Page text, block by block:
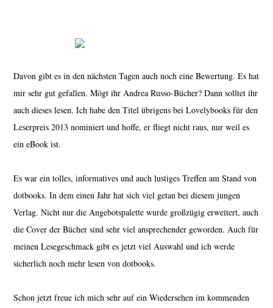
Davon gibt es in den nächsten Tagen auch noch eine Bewertung. Es hat
mir sehr gut gefallen. Mögt ihr Andrea Russo-Bücher? Dann solltet ihr
auch dieses lesen. Ich habe den Titel übrigens bei Lovelybooks für den
Leserpreis 2013 nominiert und hoffe, er fliegt nicht raus, nur weil es
ein eBook ist.
Es war ein tolles, informatives und auch lustiges Treffen am Stand von
dotbooks. In dem einen Jahr hat sich viel getan bei diesem jungen
Verlag. Nicht nur die Angebotspalette wurde großzügig erweitert, auch
die Cover der Bücher sind sehr viel ansprechender geworden. Auch für
meinen Lesegeschmack gibt es jetzt viel Auswahl und ich werde
sicherlich noch mehr lesen von dotbooks.
Schon jetzt freue ich mich sehr auf ein Wiedersehen im kommenden